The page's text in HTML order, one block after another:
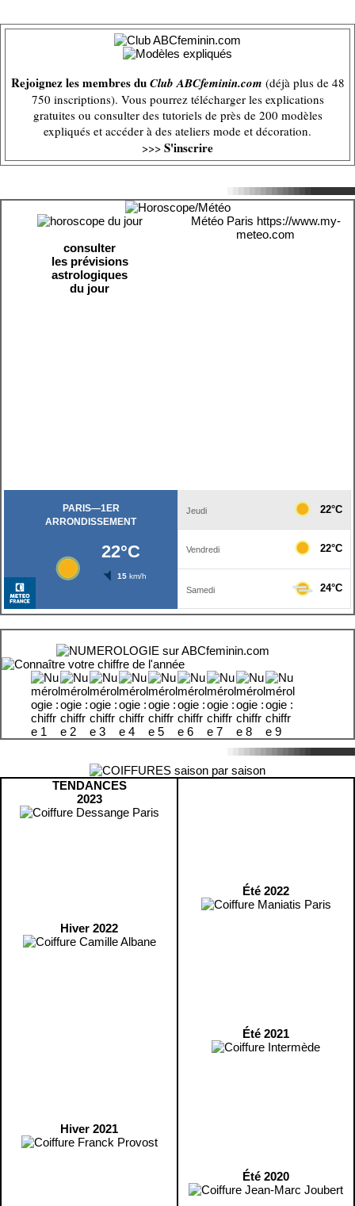
Rejoignez les membres duClub ABCfeminin.com (déjà plus de 48
750 inscriptions). Vous pourrez télécharger les explications
gratuites ou consulter des tutoriels de près de 200 modèles
expliqués et accéder à des ateliers mode et décoration.
>>> S'inscrire
consulter
les prévisions
astrologiques
du jour
Météo Paris https://www.my-
meteo.com
TENDANCES
2023
Hiver 2022
Hiver 2021
Été 2022
Été 2021
Été 2020